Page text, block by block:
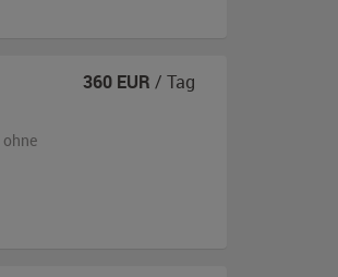
ohne
360 EUR / Tag